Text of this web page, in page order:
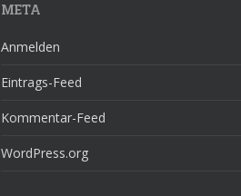
META
Anmelden
Eintrags-Feed
Kommentar-Feed
WordPress.org